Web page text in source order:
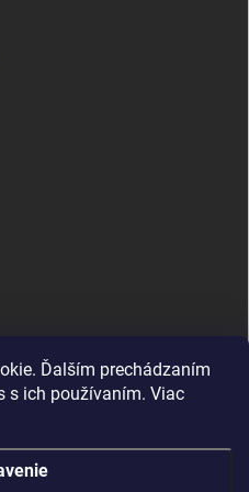
Ďalším prechádzaním
s ich používaním. Viac